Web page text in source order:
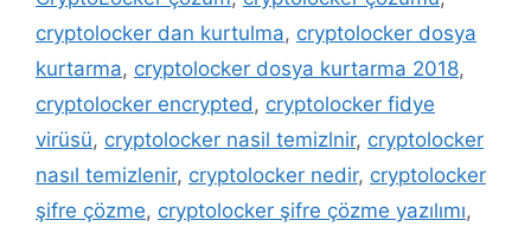
cryptolocker dan kurtulma, cryptolocker dosya
kurtarma, cryptolocker dosya kurtarma 2018,
cryptolocker encrypted, cryptolocker fidye
virüsü, cryptolocker nasil temizlnir, cryptolocker
nasıl temizlenir, cryptolocker nedir, cryptolocker
şifre çözme, cryptolocker şifre çözme yazılımı,